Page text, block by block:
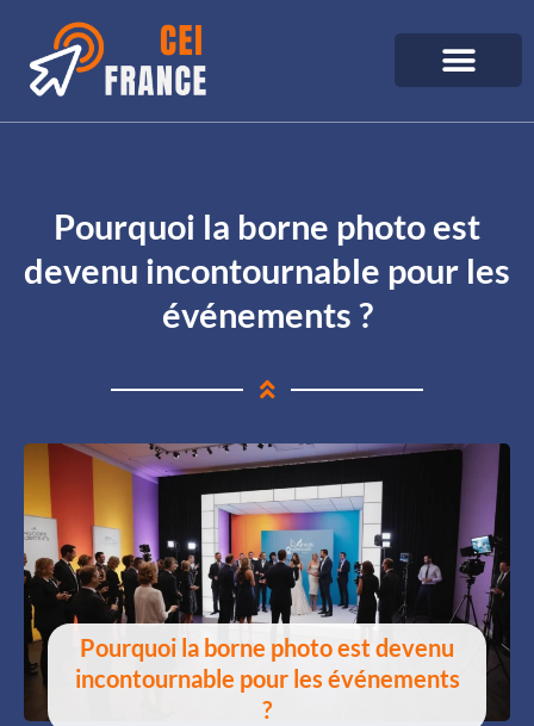
Pourquoi la borne photo est
devenu incontournable pour les
événements ?
Pourquoi la borne photo est devenu
incontournable pour les événements
?